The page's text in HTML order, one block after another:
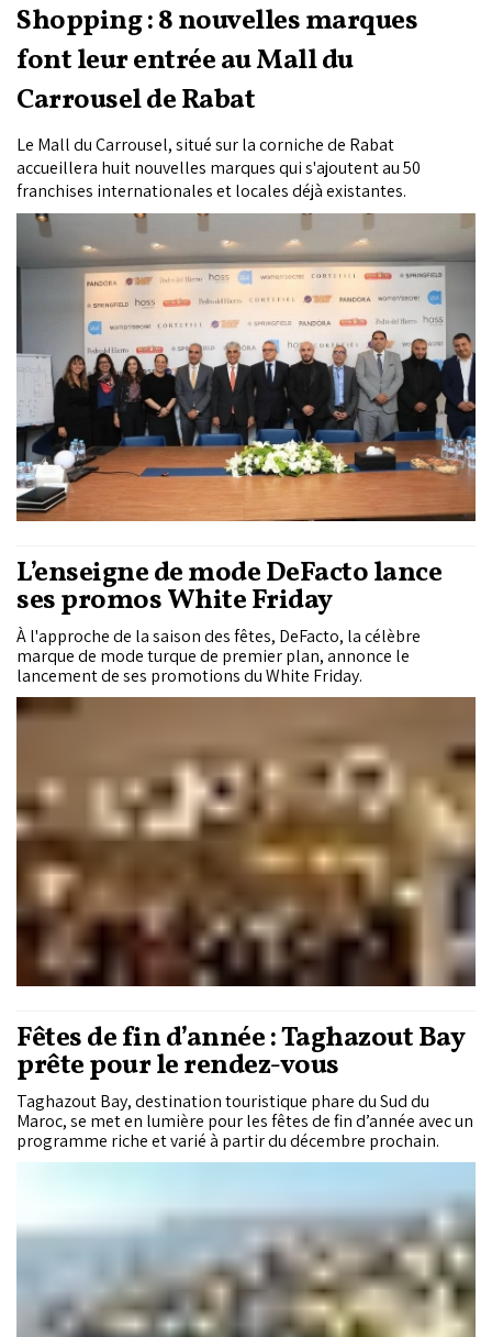
Shopping : 8 nouvelles marques
font leur entrée au Mall du
Carrousel de Rabat
Le Mall du Carrousel, situé sur la corniche de Rabat
accueillera huit nouvelles marques qui s'ajoutent au 50
franchises internationales et locales déjà existantes.
L’enseigne de mode DeFacto lance
ses promos White Friday
À l'approche de la saison des fêtes, DeFacto, la célèbre
marque de mode turque de premier plan, annonce le
lancement de ses promotions du White Friday.
Fêtes de fin d’année : Taghazout Bay
prête pour le rendez-vous
Taghazout Bay, destination touristique phare du Sud du
Maroc, se met en lumière pour les fêtes de fin d’année avec un
programme riche et varié à partir du décembre prochain.